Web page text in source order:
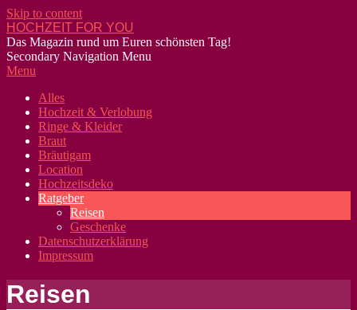
Skip to content
HOCHZEIT FOR YOU
Das Magazin rund um Euren schönsten Tag!
Secondary Navigation Menu
Menu
Alles
Hochzeit & Verlobung
Ringe & Kleider
Braut
Bräutigam
Location
Hochzeitsdeko
Ratgeber
Reisen
Geschenke
Datenschutzerklärung
Impressum
Reisen